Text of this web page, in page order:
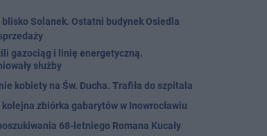
Solanek. Ostatni budynek Osiedla
gazociąg i linię energetyczną.
służby
kobiety na Św. Ducha. Trafiła do szpitala
zbiórka gabarytów w Inowrocławiu
68-letniego Romana Kucały